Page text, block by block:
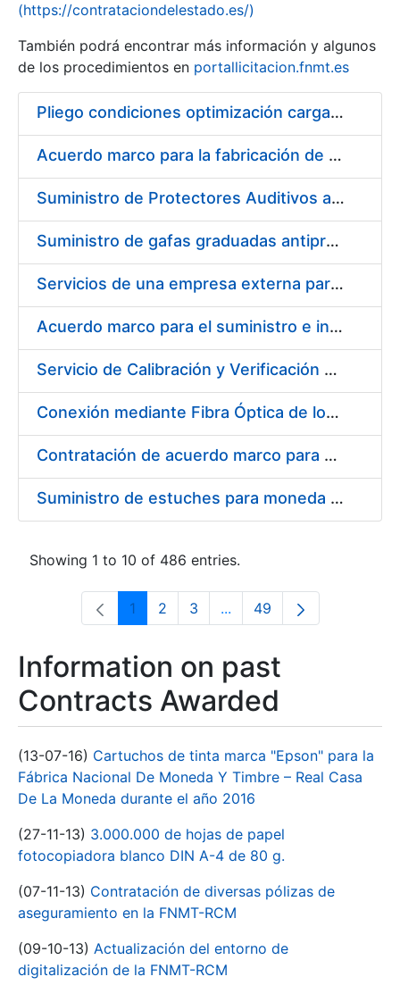
Show/Hide
(https://contrataciondelestado.es/)
También podrá encontrar más información y algunos
de los procedimientos en portallicitacion.fnmt.es
Pliego condiciones optimización cargas compras firmado
Acuerdo marco para la fabricación de piezas
Suministro de Protectores Auditivos a medida para las personas trabajadoras de los Centros de Trabajo de Madrid y Burgos
Suministro de gafas graduadas antiproyecciones para los trabajadores de la FNMT-RCM en los centros de trabajo de Madrid y Burgos
Servicios de una empresa externa para el asesoramiento y resolución de los recursos de alzada que se presentan relacionados con procesos de selección para la FNMT-RCM
Acuerdo marco para el suministro e instalación de persianas, estores y otros complementos
Servicio de Calibración y Verificación Externa de los Equipos de Medición del Servicio de Prevención de la FNMT-RCM
Conexión mediante Fibra Óptica de los Centros de Proceso de Datos (CPDs) de las sedes de la FNMT-RCM de Burgos y Madrid
Contratación de acuerdo marco para el Suministro de Material de Electricidad para la Fábrica Nacional de Moneda y Timbre-Real Casa de la Moneda en su centro de trabajo de Burgos
Suministro de estuches para moneda de 30 €
Showing 1 to 10 of 486 entries.
Page
1 Page
2 Page
3 ...Intermediate Pages Use
Page
49
Information on past
Contracts Awarded
(13-07-16) Cartuchos de tinta marca "Epson" para la
Fábrica Nacional De Moneda Y Timbre – Real Casa
De La Moneda durante el año 2016
(27-11-13) 3.000.000 de hojas de papel
fotocopiadora blanco DIN A-4 de 80 g.
(07-11-13) Contratación de diversas pólizas de
aseguramiento en la FNMT-RCM
(09-10-13) Actualización del entorno de
digitalización de la FNMT-RCM